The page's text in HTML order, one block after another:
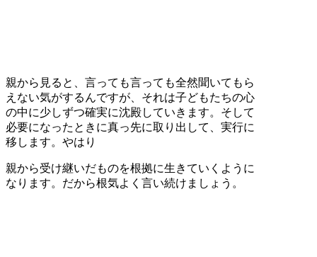
親から見ると、言っても言っても全然聞いてもら
えない気がするんですが、それは子どもたちの心
の中に少しずつ確実に沈殿していきます。そして
必要になったときに真っ先に取り出して、実行に
移します。やはり
親から受け継いだものを根拠に生きていくように
なります。だから根気よく言い続けましょう。